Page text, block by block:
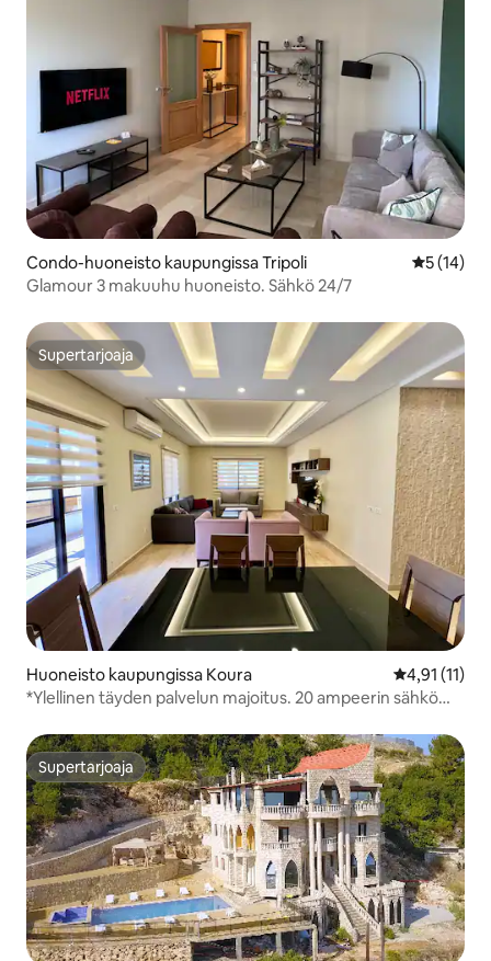
Condo-huoneisto kaupungissa Tripoli
5 (14)
Glamour 3 makuuhu huoneisto. Sähkö 24/7
Supertarjoaja
Supertarjoaja
Huoneisto kaupungissa Koura
4,91 (11)
*Ylellinen täyden palvelun majoitus. 20 ampeerin sähkö
Supertarjoaja
Supertarjoaja